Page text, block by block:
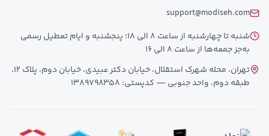
support@modiseh.com
شنبه تا چهارشنبه از ساعت 8 الی 18؛ پنجشنبه و ایام تعطیل رسمی
به‌جز جمعه‌ها از ساعت 8 الی 16
تهران، محله شهرک استقلال، خیابان دکتر عبیدی، خیابان دوم، پلاک 12،
طبقه دوم، واحد جنوبی — کدپستی: 1389798358